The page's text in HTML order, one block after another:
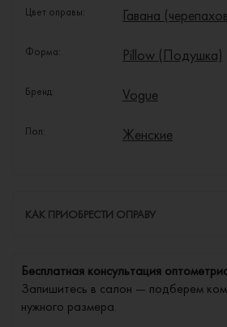
Цвет оправы: Гавана
Форма: Pillow (Подушка)
Бренд: Vogue
Пол: Женские
КАК ПРИОБРЕСТИ ОПРАВУ
Бесплатная консультация
Запишитесь в салон — подберем
нужного размера.